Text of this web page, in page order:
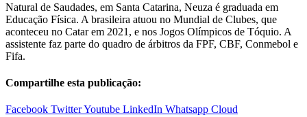
Natural de Saudades, em Santa Catarina, Neuza é graduada em
Educação Física. A brasileira atuou no Mundial de Clubes, que
aconteceu no Catar em 2021, e nos Jogos Olímpicos de Tóquio. A
assistente faz parte do quadro de árbitros da FPF, CBF, Conmebol e
Fifa.
Compartilhe esta publicação:
Facebook TwitterYoutube LinkedIn Whatsapp Cloud